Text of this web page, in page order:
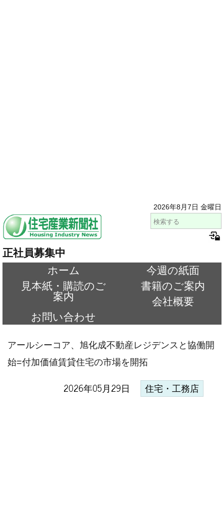
2026年8月7日 金曜日
正社員募集中
ホーム
今週の紙面
見本紙・購読のご
案内
書籍のご案内
会社概要
お問い合わせ
アールシーコア、旭化成不動産レジデンスと協働開
始=付加価値賃貸住宅の市場を開拓
2026年05月29日 住宅・工務店